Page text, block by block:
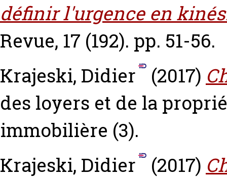
définir l'urgence en
Revue, 17 (192). pp. 51-56.
Krajeski, Didier
(2017)
des loyers et de la
immobilière (3).
Krajeski, Didier
(2017)